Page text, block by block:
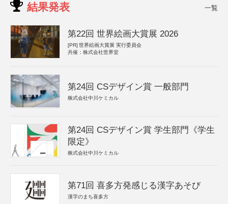
結果発表 一覧
第22回 世界絵画大賞展 2026
[PR] 世界絵画大賞展 実行委員会
共催：株式会社世界堂
第24回 CSデザイン賞 一般部門
株式会社中川ケミカル
第24回 CSデザイン賞 学生部門《学生
限定》
株式会社中川ケミカル
第71回 喜多方発感じる漢字あそび
漢字のまち喜多方